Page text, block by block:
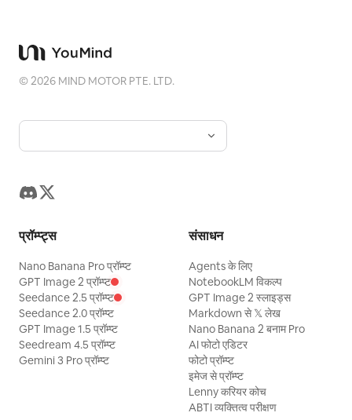
©2026 MIND MOTOR PTE. LTD.
प्रॉम्प्ट्स
Nano Banana Pro प्रॉम्प्ट
GPT Image 2 प्रॉम्प्ट
Seedance 2.5 प्रॉम्प्ट
Seedance 2.0 प्रॉम्प्ट
GPT Image 1.5 प्रॉम्प्ट
Seedream 4.5 प्रॉम्प्ट
Gemini 3 Pro प्रॉम्प्ट
संसाधन
Agents के लिए
NotebookLM विकल्प
GPT Image 2 स्लाइड्स
Markdown से 𝕏 लेख
Nano Banana 2 बनाम Pro
AI फोटो एडिटर
फोटो प्रॉम्प्ट
इमेज से प्रॉम्प्ट
Lenny करियर कोच
ABTI व्यक्तित्व परीक्षण